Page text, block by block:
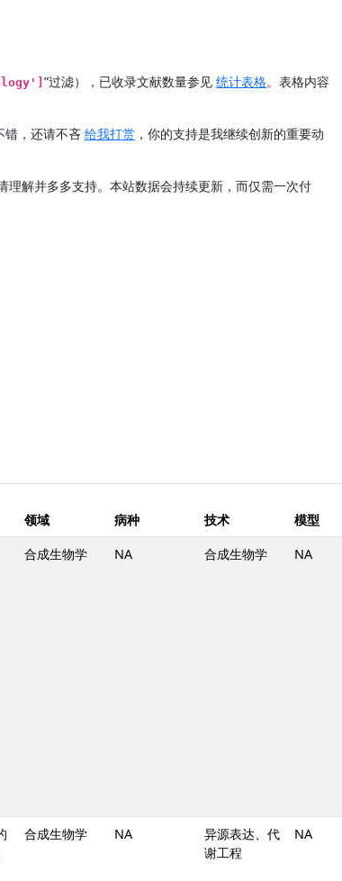
”过滤），已收录文献数量参见统计表格。表格内容
错，还请不吝 给我打赏，你的支持是我继续创新的重要动
理解并多多支持。本站数据会持续更新，而仅需一次付
领域 病种 技术
模型
合成生物学 NA 合成生物学 NA
合成生物学 NA
异源表达、代
谢工程
NA